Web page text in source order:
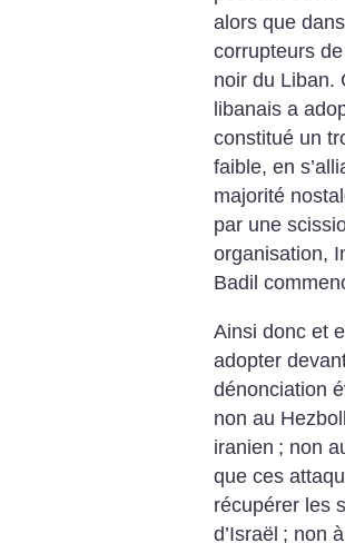
alors que
corrupteurs
noir du Liban.
libanais a
constitué un
faible, en
majorité
par une
organisation,
Badil
Ainsi donc et
adopter
dénonciation
non au
iranien ; non
que ces
récupérer les
d’Israël ; non